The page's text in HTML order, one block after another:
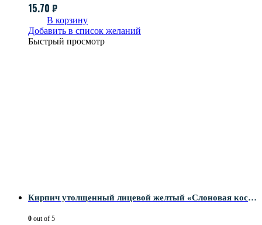
15.70 ₽
В корзину
Добавить в список желаний
Быстрый просмотр
Кирпич утолщенный лицевой желтый «Слоновая кость» с гладкой поверхностью
0 out of 5